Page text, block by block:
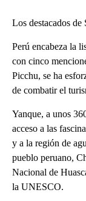
Los destacados de
Perú encabeza la
con cinco
Picchu, se ha
de combatir el
Yanque, a unos
acceso a las
y a la región de
pueblo peruano,
Nacional de
la UNESCO.